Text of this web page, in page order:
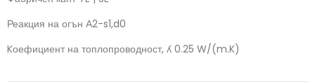
Реакция на огън А2-s1,d0
Kоефициент на топлопроводност, ʎ 0.25 W/(m.K)